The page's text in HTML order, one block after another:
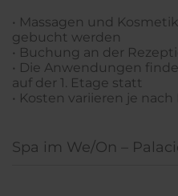
• Massagen und
gebucht werden
• Buchung an der
• Die Anwendungen
auf der 1. Etage statt
• Kosten variieren je
Spa im We/On –